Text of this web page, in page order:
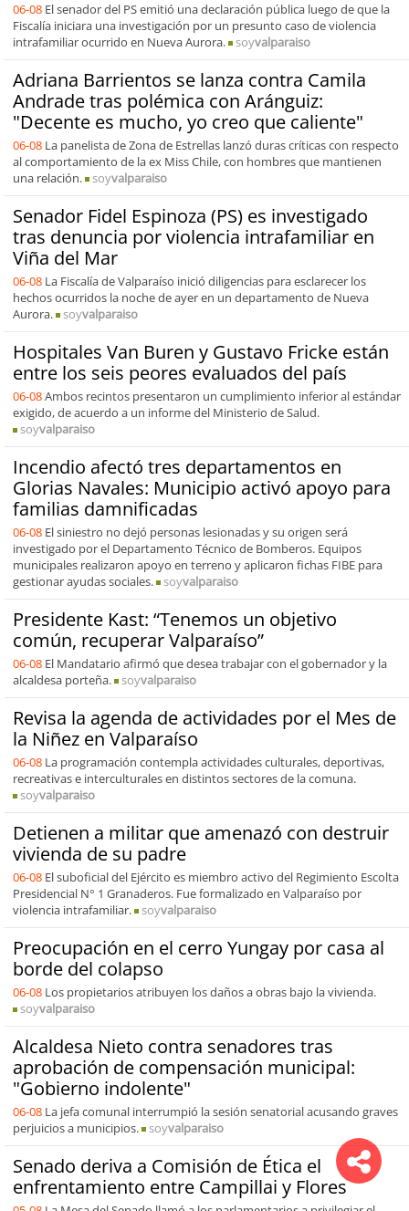
06-08 El senador del PS emitió una declaración pública luego de que la
Fiscalía iniciara una investigación por un presunto caso de violencia
intrafamiliar ocurrido en Nueva Aurora.
soyvalparaiso
Adriana Barrientos se lanza contra Camila
Andrade tras polémica con Aránguiz:
"Decente es mucho, yo creo que caliente"
06-08 La panelista de Zona de Estrellas lanzó duras críticas con respecto
al comportamiento de la ex Miss Chile, con hombres que mantienen
una relación.
soyvalparaiso
Senador Fidel Espinoza (PS) es investigado
tras denuncia por violencia intrafamiliar en
Viña del Mar
06-08 La Fiscalía de Valparaíso inició diligencias para esclarecer los
hechos ocurridos la noche de ayer en un departamento de Nueva
Aurora.
soyvalparaiso
Hospitales Van Buren y Gustavo Fricke están
entre los seis peores evaluados del país
06-08Ambos recintos presentaron un cumplimiento inferior al estándar
exigido, de acuerdo a un informe del Ministerio de Salud.
soyvalparaiso
Incendio afectó tres departamentos en
Glorias Navales: Municipio activó apoyo para
familias damnificadas
06-08 El siniestro no dejó personas lesionadas y su origen será
investigado por el Departamento Técnico de Bomberos. Equipos
municipales realizaron apoyo en terreno y aplicaron fichas FIBE para
gestionar ayudas sociales.
soyvalparaiso
Presidente Kast: “Tenemos un objetivo
común, recuperar Valparaíso”
06-08 El Mandatario afirmó que desea trabajar con el gobernador y la
alcaldesa porteña.
soyvalparaiso
Revisa la agenda de actividades por el Mes de
la Niñez en Valparaíso
06-08 La programación contempla actividades culturales, deportivas,
recreativas e interculturales en distintos sectores de la comuna.
soyvalparaiso
Detienen a militar que amenazó con destruir
vivienda de su padre
06-08 El suboficial del Ejército es miembro activo del Regimiento Escolta
Presidencial N° 1 Granaderos. Fue formalizado en Valparaíso por
violencia intrafamiliar.
soyvalparaiso
Preocupación en el cerro Yungay por casa al
borde del colapso
06-08 Los propietarios atribuyen los daños a obras bajo la vivienda.
soyvalparaiso
Alcaldesa Nieto contra senadores tras
aprobación de compensación municipal:
"Gobierno indolente"
06-08 La jefa comunal interrumpió la sesión senatorial acusando graves
perjuicios a municipios.
soyvalparaiso
Senado deriva a Comisión de Ética el
enfrentamiento entre Campillai y Flores